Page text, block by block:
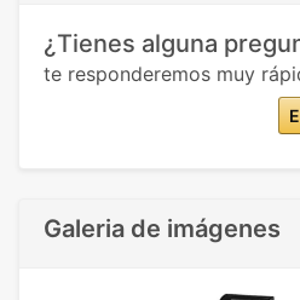
¿Tienes alguna
te responderemos muy
Galeria de imágenes